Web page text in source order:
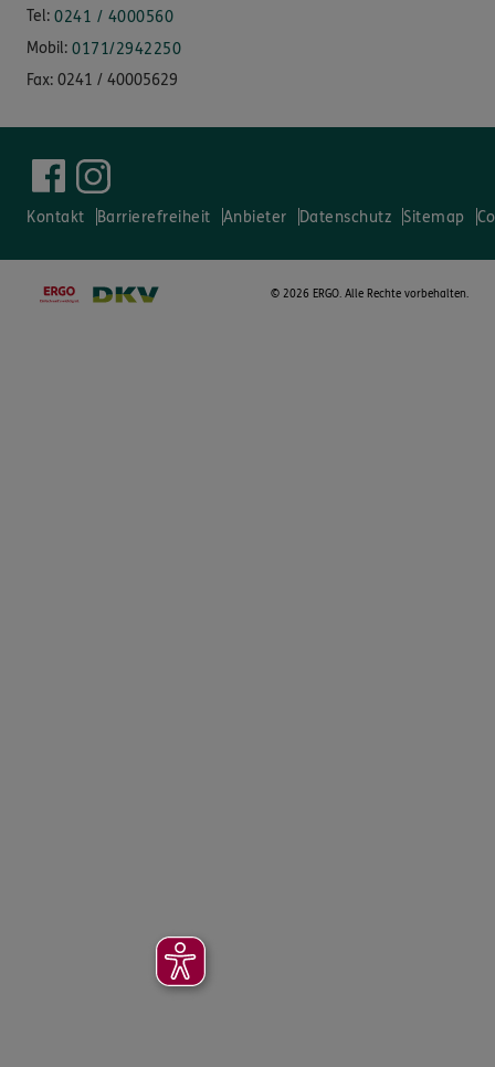
Tel: 0241 / 4000560
Mobil: 0171/2942250
Fax: 0241 / 40005629
Kontakt Barrierefreiheit Anbieter Datenschutz Sitemap
© 2026 ERGO. Alle Rechte vorbehalten.